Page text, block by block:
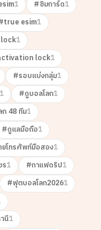
1 #ซิมการ์ด1
true esim1
1
lock1
#รอบแบ่งกลุ่ม1
1 #ดูบอลโลก1
48 ทีม1
#ดูแลมือถือ1
ยโทรศัพท์มือสอง1
ร1 #กาแฟดริป1
#ฟุตบอลโลก20261
นี1